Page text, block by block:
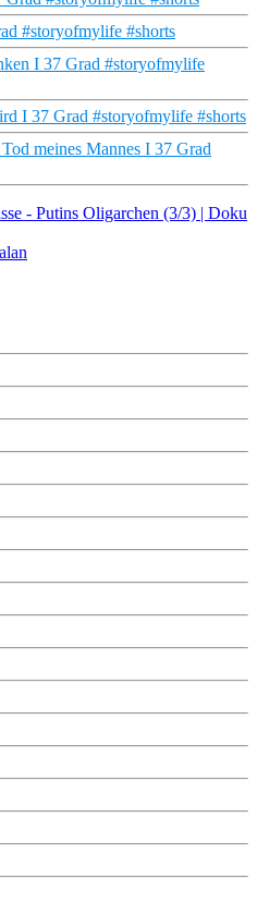
#storyofmylife #shorts
I 37 Grad #storyofmylife
I 37 Grad #storyofmylife #shorts
meines Mannes I 37 Grad
- Putins Oligarchen (3/3) | Doku